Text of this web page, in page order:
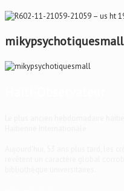
mikypsychotiquesmall